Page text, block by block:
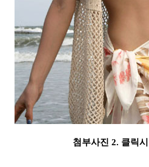
첨부사진 2. 클릭